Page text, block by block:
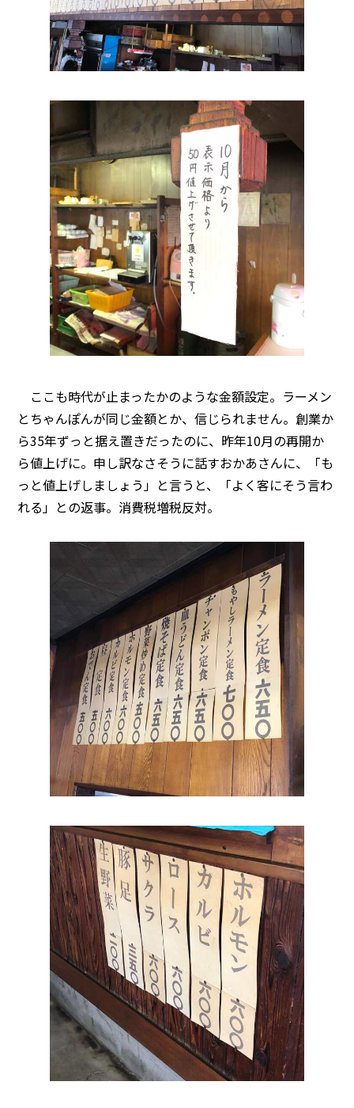
ここも時代が止まったかのような金額設定。ラーメン
とちゃんぽんが同じ金額とか、信じられません。創業か
ら35年ずっと据え置きだったのに、昨年10月の再開か
ら値上げに。申し訳なさそうに話すおかあさんに、「も
っと値上げしましょう」と言うと、「よく客にそう言わ
れる」との返事。消費税増税反対。